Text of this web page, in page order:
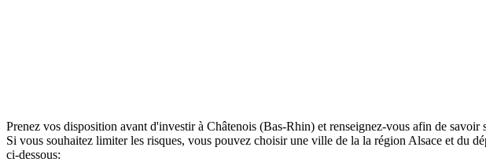
Prenez vos disposition avant d'investir à Châtenois (Bas-Rhin) et renseignez-vous afin de
Si vous souhaitez limiter les risques, vous pouvez choisir une ville de la la région Alsace et du
ci-dessous: